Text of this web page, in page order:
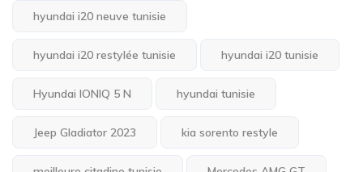
hyundai i20 neuve tunisie
hyundai i20 restylée tunisie hyundai i20 tunisie
Hyundai IONIQ 5 N hyundai tunisie
Jeep Gladiator 2023 kia sorento restyle